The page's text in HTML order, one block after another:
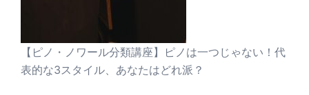
【ピノ・ノワール分類講座】ピノは一つじゃない！代
表的な3スタイル、あなたはどれ派？